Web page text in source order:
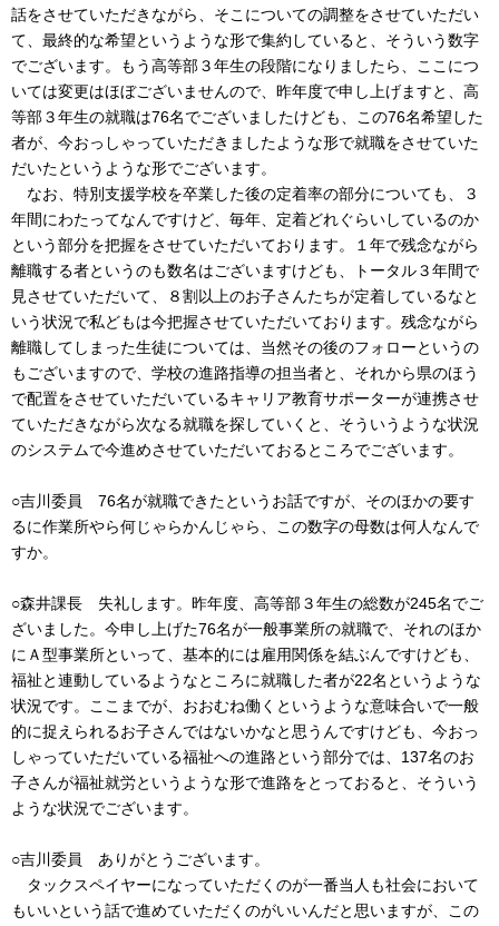
話をさせていただきながら、そこについての調整をさせていただい
て、最終的な希望というような形で集約していると、そういう数字
でございます。もう高等部３年生の段階になりましたら、ここにつ
いては変更はほぼございませんので、昨年度で申し上げますと、高
等部３年生の就職は76名でございましたけども、この76名希望した
者が、今おっしゃっていただきましたような形で就職をさせていた
だいたというような形でございます。
なお、特別支援学校を卒業した後の定着率の部分についても、３
年間にわたってなんですけど、毎年、定着どれぐらいしているのか
という部分を把握をさせていただいております。１年で残念ながら
離職する者というのも数名はございますけども、トータル３年間で
見させていただいて、８割以上のお子さんたちが定着しているなと
いう状況で私どもは今把握させていただいております。残念ながら
離職してしまった生徒については、当然その後のフォローというの
もございますので、学校の進路指導の担当者と、それから県のほう
で配置をさせていただいているキャリア教育サポーターが連携させ
ていただきながら次なる就職を探していくと、そういうような状況
のシステムで今進めさせていただいておるところでございます。
○吉川委員 76名が就職できたというお話ですが、そのほかの要す
るに作業所やら何じゃらかんじゃら、この数字の母数は何人なんで
すか。
○森井課長 失礼します。昨年度、高等部３年生の総数が245名でご
ざいました。今申し上げた76名が一般事業所の就職で、それのほか
にＡ型事業所といって、基本的には雇用関係を結ぶんですけども、
福祉と連動しているようなところに就職した者が22名というような
状況です。ここまでが、おおむね働くというような意味合いで一般
的に捉えられるお子さんではないかなと思うんですけども、今おっ
しゃっていただいている福祉への進路という部分では、137名のお
子さんが福祉就労というような形で進路をとっておると、そういう
ような状況でございます。
○吉川委員 ありがとうございます。
タックスペイヤーになっていただくのが一番当人も社会において
もいいという話で進めていただくのがいいんだと思いますが、この